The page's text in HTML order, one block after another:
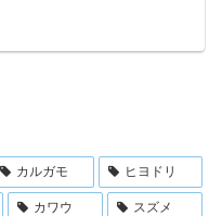
カルガモ ヒヨドリ
カワウ スズメ